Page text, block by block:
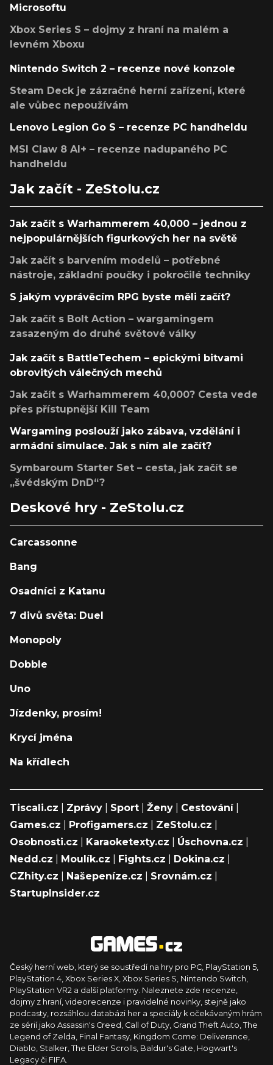
Microsoftu
Xbox Series S – dojmy z hraní na malém a
levném Xboxu
Nintendo Switch 2 – recenze nové konzole
Steam Deck je zázračné herní zařízení, které
ale vůbec nepoužívám
Lenovo Legion Go S – recenze PC handheldu
MSI Claw 8 AI+ – recenze nadupaného PC
handheldu
Jak začít - ZeStolu.cz
Jak začít s Warhammerem 40,000 – jednou z
nejpopulárnějších figurkových her na světě
Jak začít s barvením modelů – potřebné
nástroje, základní poučky i pokročilé techniky
S jakým vyprávěcím RPG byste měli začít?
Jak začít s Bolt Action – wargamingem
zasazeným do druhé světové války
Jak začít s BattleTechem – epickými bitvami
obrovitých válečných mechů
Jak začít s Warhammerem 40,000? Cesta vede
přes přístupnější Kill Team
Wargaming poslouží jako zábava, vzdělání i
armádní simulace. Jak s ním ale začít?
Symbaroum Starter Set – cesta, jak začít se
„švédským DnD“?
Deskové hry - ZeStolu.cz
Carcassonne
Bang
Osadníci z Katanu
7 divů světa: Duel
Monopoly
Dobble
Uno
Jízdenky, prosím!
Krycí jména
Na křídlech
Tiscali.cz Zprávy Sport Ženy Cestování|
Games.cz
Profigamers.cz ZeStolu.cz
Osobnosti.cz
Karaoketexty.cz Úschovna.cz
Nedd.cz
Moulík.cz Fights.cz Dokina.cz
CZhity.cz
Našepeníze.cz Srovnám.cz
StartupInsider.cz
Český herní web, který se soustředí na hry pro PC, PlayStation 5,
PlayStation 4, Xbox Series X, Xbox Series S, Nintendo Switch,
PlayStation VR2 a další platformy. Naleznete zde recenze,
dojmy z hraní, videorecenze i pravidelné novinky, stejně jako
podcasty, rozsáhlou databázi her a speciály k očekávaným hrám
ze sérií jako Assassin's Creed, Call of Duty, Grand Theft Auto, The
Legend of Zelda, Final Fantasy, Kingdom Come: Deliverance,
Diablo, Stalker, The Elder Scrolls, Baldur's Gate, Hogwart's
Legacy či FIFA.